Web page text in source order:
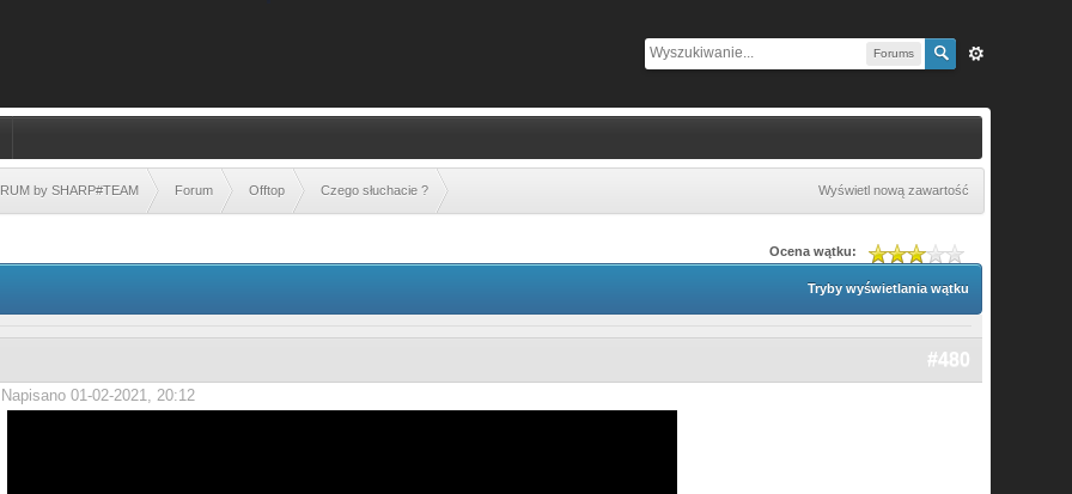
Forums
by SHARP#TEAM Forum Offtop Czego słuchacie ? Wyświetl nową zawartość
Ocena wątku:
Tryby wyświetlania wątku
#480
Napisano 01-02-2021, 20:12